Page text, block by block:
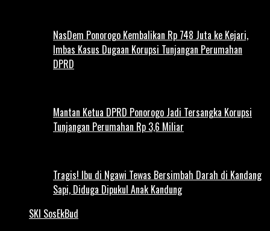
NasDem Ponorogo Kembalikan Rp 748 Juta ke Kejari,
Imbas Kasus Dugaan Korupsi Tunjangan Perumahan
DPRD
Mantan Ketua DPRD Ponorogo Jadi Tersangka Korupsi
Tunjangan Perumahan Rp 3,6 Miliar
Tragis! Ibu di Ngawi Tewas Bersimbah Darah di Kandang
Sapi, Diduga Dipukul Anak Kandung
SKI SosEkBud